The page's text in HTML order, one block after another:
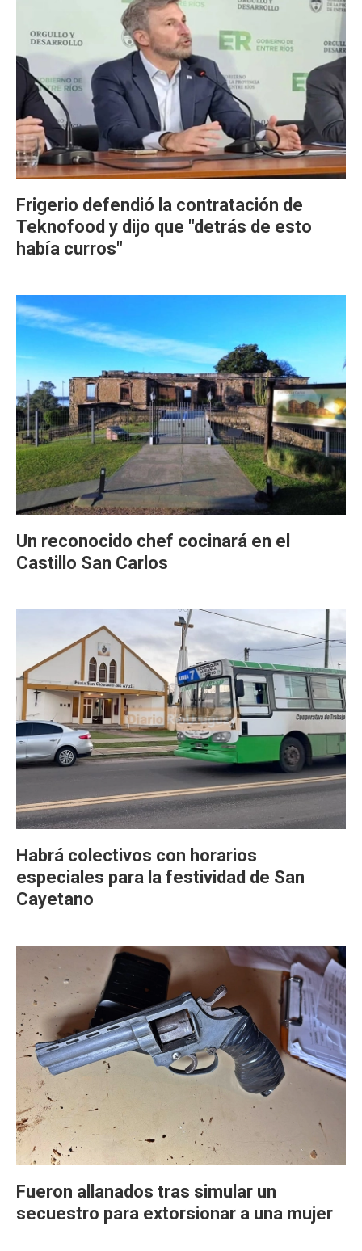
Frigerio defendió la contratación de
Teknofood y dijo que "detrás de esto
había curros"
Un reconocido chef cocinará en el
Castillo San Carlos
Habrá colectivos con horarios
especiales para la festividad de San
Cayetano
Fueron allanados tras simular un
secuestro para extorsionar a una mujer